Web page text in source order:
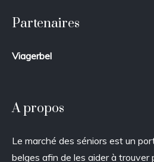
Partenaires
Viagerbel
A propos
Le marché des séniors est un
belges afin de les aider à trouver